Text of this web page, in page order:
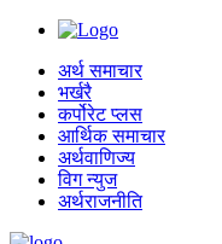
अर्थ समाचार
भर्खरै
कर्पोरेट प्लस
आर्थिक समाचार
अर्थवाणिज्य
विग न्युज
अर्थराजनीति